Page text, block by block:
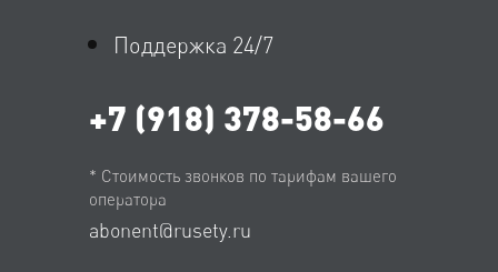
Поддержка 24/7
+7 (918) 378-58-66
* Стоимость звонков по тарифам вашего
оператора
abonent@rusety.ru